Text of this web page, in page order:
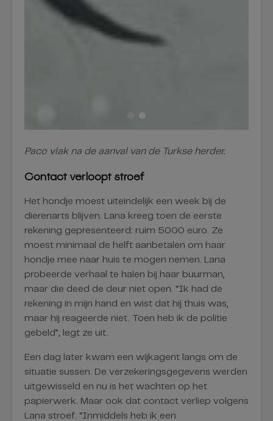
Paco vlak na de aanval van de Turkse herder.
Contact verloopt stroef
Het hondje moest uiteindelijk een week bij de
dierenarts blijven. Lana kreeg toen de eerste
rekening gepresenteerd: ruim 5000 euro. Ze
moest minimaal de helft aanbetalen om haar
hondje mee naar huis te mogen nemen. Lana
probeerde verhaal te halen bij haar buurman,
maar die deed de deur niet open. “Ik had de
rekening in mijn hand en wist dat hij thuis was,
maar hij reageerde niet. Toen heb ik de politie
gebeld”, legt ze uit.
Een dag later kwam een wijkagent langs om de
situatie sussen. De verzekeringsgegevens werden
uitgewisseld en nu is het wachten op het
papierwerk. Maar ook dat contact verliep volgens
Lana stroef. “Inmiddels heb ik een